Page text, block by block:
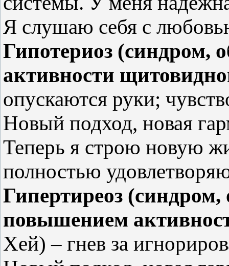
Я слушаю себя с
Гипотериоз (синдром,
активности
опускаются руки;
Новый подход, новая
Теперь я строю новую
полностью
Гипертиреоз
повышением
Хей) – гнев за